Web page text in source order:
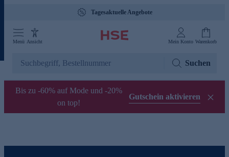
Tagesaktuelle Angebote
Menü Ansicht Mein Konto Warenkorb
Suchen
Bis zu -60% auf Mode und -20%
on top!
Gutschein aktivieren